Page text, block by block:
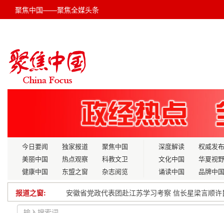
聚焦中国——聚焦全媒头条
今日要闻 独家报道
聚焦中国
美丽中国
热点观察
科教文卫
健康中国
东盟之窗 杂志阅览
深度解读
权威发布
文化中国
华夏视野
诵读中国
品牌中国
报道之窗:
《超级节能型重型载货汽车新型内燃机/空气动力